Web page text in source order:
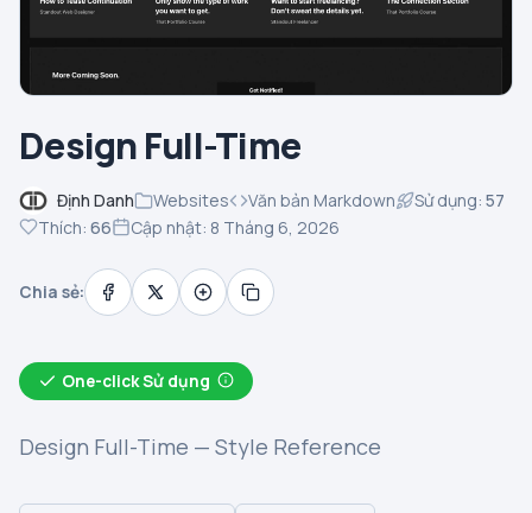
Design Full-Time
Định Danh Websites Văn bản Markdown Sử dụng: 57
Thích: 66 Cập nhật: 8 Tháng 6, 2026
Chia sẻ:
One-click Sử dụng
Design Full-Time — Style Reference